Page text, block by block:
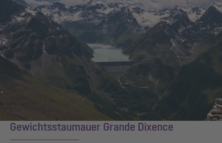
Gewichtsstaumauer Grande Dixence